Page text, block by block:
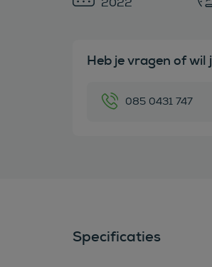
Heb je vragen of
085 0431 747
Specificaties